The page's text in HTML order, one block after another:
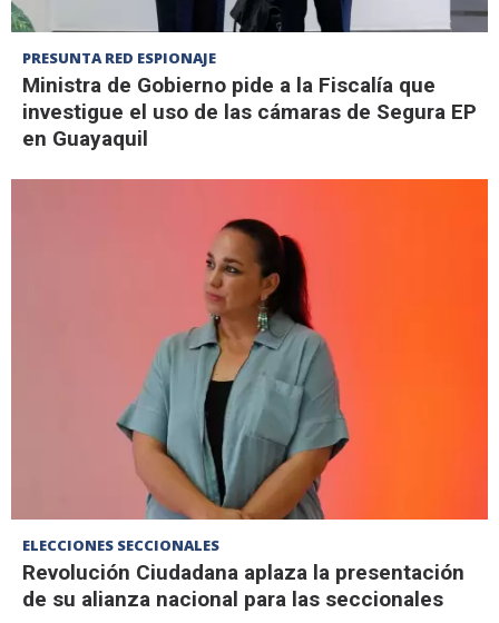
PRESUNTA RED ESPIONAJE
Ministra de Gobierno pide a la Fiscalía que
investigue el uso de las cámaras de Segura EP
en Guayaquil
ELECCIONES SECCIONALES
Revolución Ciudadana aplaza la presentación
de su alianza nacional para las seccionales